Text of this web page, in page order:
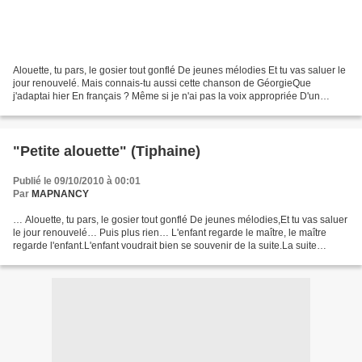
Alouette, tu pars, le gosier tout gonflé De jeunes mélodies Et tu vas saluer le
jour renouvelé. Mais connais-tu aussi cette chanson de GéorgieQue
j'adaptai hier En français ? Même si je n'ai pas la voix appropriée D'un
"Petite alouette" (Tiphaine)
Publié le 09/10/2010 à 00:01
Par MAPNANCY
… Alouette, tu pars, le gosier tout gonflé De jeunes mélodies,Et tu vas saluer
le jour renouvelé… Puis plus rien… L'enfant regarde le maître, le maître
regarde l'enfant.L'enfant voudrait bien se souvenir de la suite.La suite